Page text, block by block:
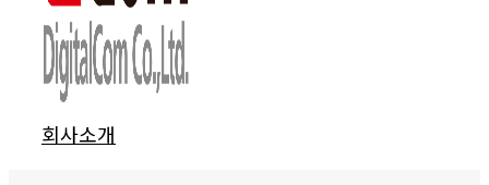
회사소개